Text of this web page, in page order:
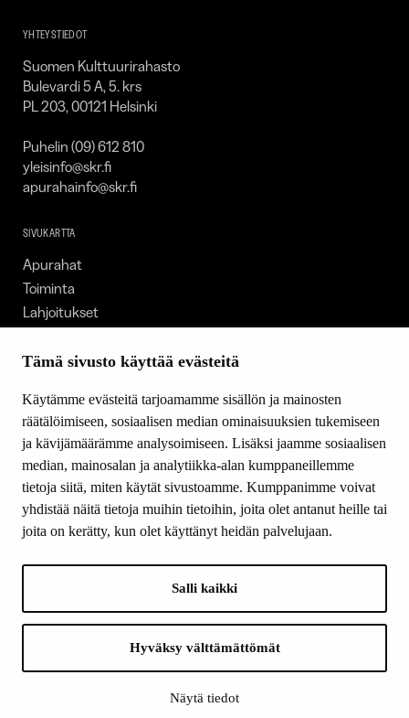
Tämä sivusto käyttää evästeitä
Käytämme evästeitä tarjoamamme sisällön ja mainosten
räätälöimiseen, sosiaalisen median ominaisuuksien tukemiseen
ja kävijämäärämme analysoimiseen. Lisäksi jaamme sosiaalisen
median, mainosalan ja analytiikka-alan kumppaneillemme
tietoja siitä, miten käytät sivustoamme. Kumppanimme voivat
yhdistää näitä tietoja muihin tietoihin, joita olet antanut heille tai
joita on kerätty, kun olet käyttänyt heidän palvelujaan.
Salli kaikki
Hyväksy välttämättömät
Näytä tiedot
YHTEYSTIEDOT
Suomen Kulttuurirahasto
Bulevardi 5 A, 5. krs
PL 203, 00121 Helsinki
Puhelin (09) 612 810
yleisinfo@skr.fi
apurahainfo@skr.fi
SIVUKARTTA
Apurahat
Toiminta
Lahjoitukset
Ajankohtaista
Yhteystiedot
SEURAA MEITÄ
Facebook
Instagram
LinkedIn
Suomen Kulttuurirahasto: